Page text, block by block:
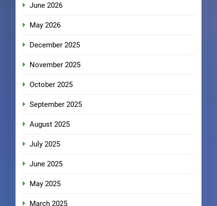
June 2026
May 2026
December 2025
November 2025
October 2025
September 2025
August 2025
July 2025
June 2025
May 2025
March 2025